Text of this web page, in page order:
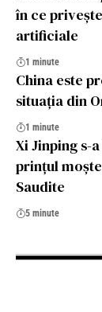
în ce
artificiale
1 minute
China este
situația din
1 minute
Xi Jinping s-
prințul
Saudite
5 minute